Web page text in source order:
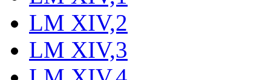
LM XIV,2
LM XIV,3